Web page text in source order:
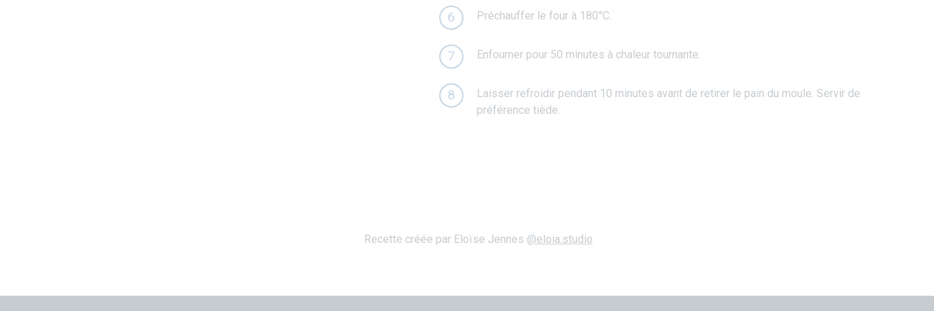
6 Préchauffer le four à 180°C.
7 Enfourner pour 50 minutes à chaleur tournante.
8
Laisser refroidir pendant 10 minutes avant de retirer le pain du moule. Servir de
préférence tiède.
Recette créée par Eloïse Jennes @eloia.studio